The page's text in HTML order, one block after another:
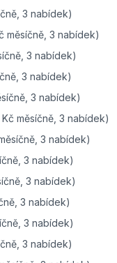
3 nabídek)
měsíčně, 3 nabídek)
3 nabídek)
3 nabídek)
3 nabídek)
měsíčně, 3 nabídek)
3 nabídek)
3 nabídek)
3 nabídek)
3 nabídek)
3 nabídek)
3 nabídek)